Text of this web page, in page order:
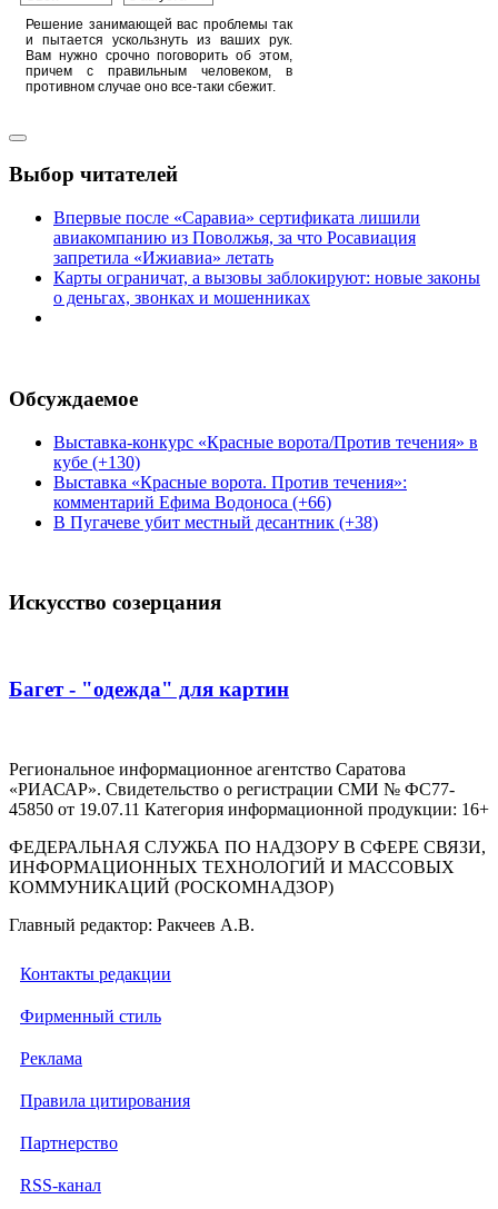
Решение занимающей вас проблемы так
и пытается ускользнуть из ваших рук.
Вам нужно срочно поговорить об этом,
причем с правильным человеком, в
противном случае оно все-таки сбежит.
Выбор читателей
Впервые после «Саравиа» сертификата лишили
авиакомпанию из Поволжья, за что Росавиация
запретила «Ижиавиа» летать
Карты ограничат, а вызовы заблокируют: новые законы
о деньгах, звонках и мошенниках
Обсуждаемое
Выставка-конкурс «Красные ворота/Против течения» в
кубе (+130)
Выставка «Красные ворота. Против течения»:
комментарий Ефима Водоноса (+66)
В Пугачеве убит местный десантник (+38)
Искусство созерцания
Багет - "одежда" для картин
Региональное информационное агентство Саратова
«РИАСАР». Свидетельство о регистрации СМИ № ФС77-
45850 от 19.07.11 Категория информационной продукции: 16+
ФЕДЕРАЛЬНАЯ СЛУЖБА ПО НАДЗОРУ В СФЕРЕ СВЯЗИ,
ИНФОРМАЦИОННЫХ ТЕХНОЛОГИЙ И МАССОВЫХ
КОММУНИКАЦИЙ (РОСКОМНАДЗОР)
Главный редактор: Ракчеев А.В.
Контакты редакции
Фирменный стиль
Реклама
Правила цитирования
Партнерство
RSS-канал